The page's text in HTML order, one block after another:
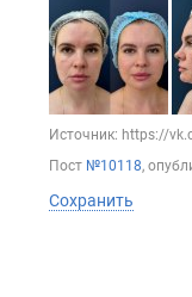
Источник: https://
Пост №10118,
Сохранить